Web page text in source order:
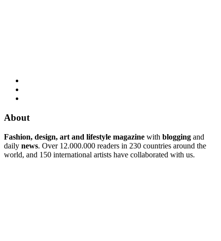
About
Fashion, design, art and lifestyle magazine with blogging and
daily news. Over 12.000.000 readers in 230 countries around the
world, and 150 international artists have collaborated with us.